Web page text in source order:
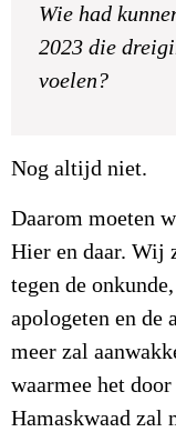
Wie had
2023 die
voelen?
Nog altijd niet.
Daarom moeten
Hier en daar. Wij
tegen de
apologeten en de
meer zal
waarmee het
Hamaskwaad zal